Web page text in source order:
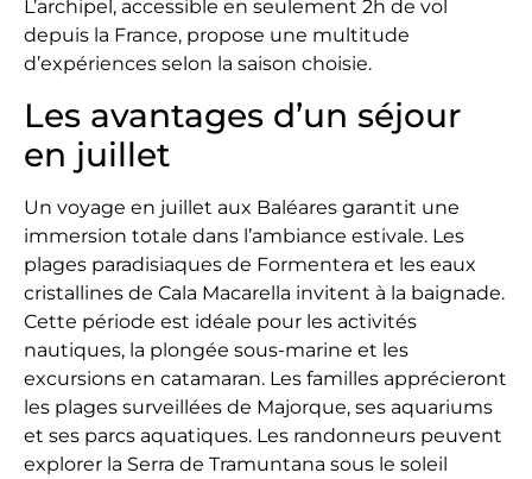
L’archipel, accessible en seulement 2h de vol
depuis la France, propose une multitude
d’expériences selon la saison choisie.
Les avantages d’un séjour
en juillet
Un voyage en juillet aux Baléares garantit une
immersion totale dans l’ambiance estivale. Les
plages paradisiaques de Formentera et les eaux
cristallines de Cala Macarella invitent à la baignade.
Cette période est idéale pour les activités
nautiques, la plongée sous-marine et les
excursions en catamaran. Les familles apprécieront
les plages surveillées de Majorque, ses aquariums
et ses parcs aquatiques. Les randonneurs peuvent
explorer la Serra de Tramuntana sous le soleil